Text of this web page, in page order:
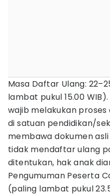
Masa Daftar Ulang:
lambat pukul 15.00
wajib melakukan
di satuan pendidikan/
membawa dokumen
tidak mendaftar ulang
ditentukan, hak anak
Pengumuman Peserta
(paling lambat pukul